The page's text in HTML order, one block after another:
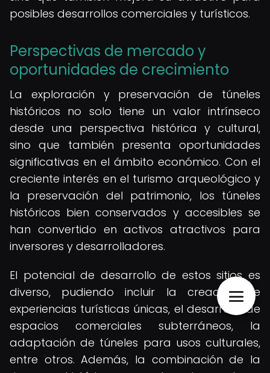
posibles desarrollos comerciales y turísticos.
Perspectivas de mercado y
oportunidades de crecimiento
La exploración y preservación de túneles
históricos no solo tiene un valor intrínseco
desde una perspectiva histórica y cultural,
sino que también presenta oportunidades
significativas en el ámbito económico. Con el
creciente interés en el turismo arqueológico y
la preservación del patrimonio, los túneles
históricos bien conservados y accesibles se
han convertido en activos atractivos para
inversores y desarrolladores.
El potencial de desarrollo de estos sitios es
diverso, pudiendo incluir la creación de
experiencias turísticas únicas, el desarrollo de
espacios comerciales subterráneos, la
adaptación de túneles para usos culturales,
entre otros. Además, la combinación de la